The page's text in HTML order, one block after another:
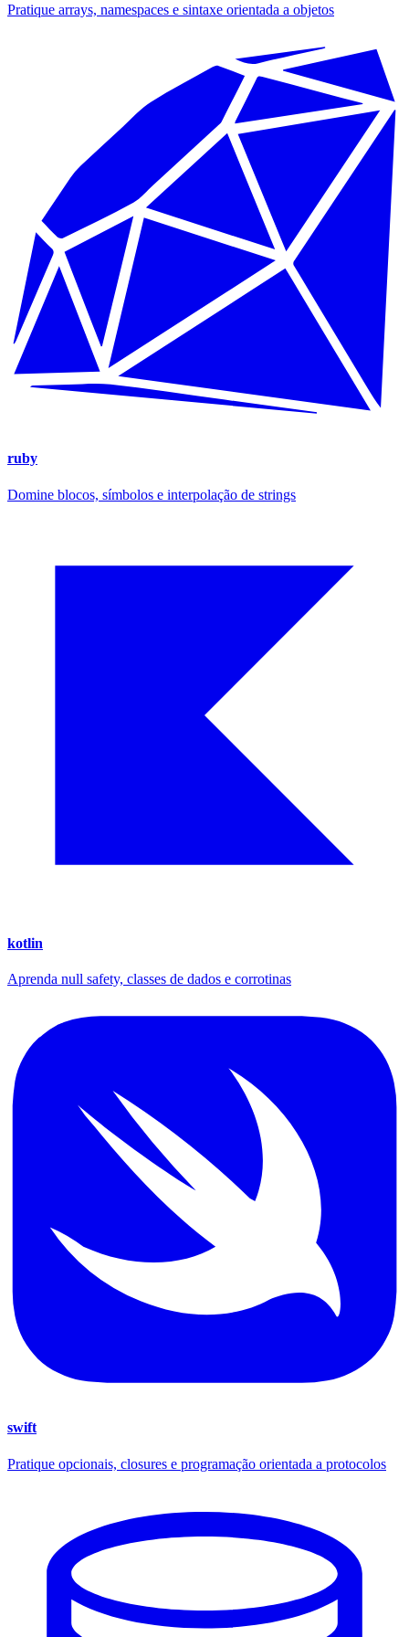
Pratique arrays, namespaces e sintaxe orientada a objetos
ruby
Domine blocos, símbolos e interpolação de strings
kotlin
Aprenda null safety, classes de dados e corrotinas
swift
Pratique opcionais, closures e programação orientada a protocolos